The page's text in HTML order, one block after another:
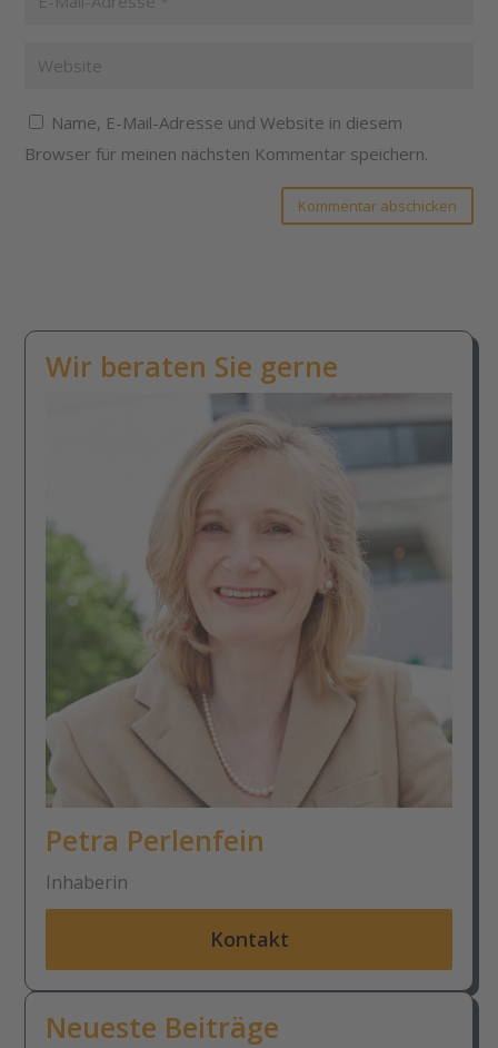
Name, E-Mail-Adresse und Website in diesem
Browser für meinen nächsten Kommentar speichern.
Kommentar abschicken
Wir beraten Sie gerne
Petra Perlenfein
Inhaberin
Kontakt
Neueste Beiträge